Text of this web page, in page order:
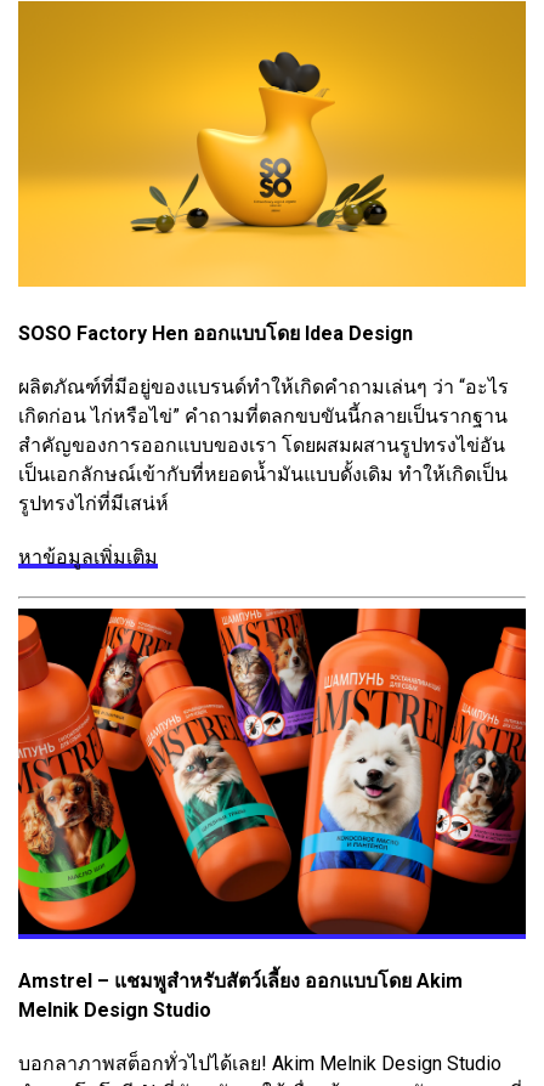
SOSO Factory Hen ออกแบบโดย Idea Design
ผลิตภัณฑ์ที่มีอยู่ของแบรนด์ทำให้เกิดคำถามเล่นๆ ว่า “อะไร
เกิดก่อน ไก่หรือไข่” คำถามที่ตลกขบขันนี้กลายเป็นรากฐาน
สำคัญของการออกแบบของเรา โดยผสมผสานรูปทรงไข่อัน
เป็นเอกลักษณ์เข้ากับที่หยอดน้ำมันแบบดั้งเดิม ทำให้เกิดเป็น
รูปทรงไก่ที่มีเสน่ห์
หาข้อมูลเพิ่มเติม
Amstrel – แชมพูสำหรับสัตว์เลี้ยง ออกแบบโดย Akim
Melnik Design Studio
บอกลาภาพสต็อกทั่วไปได้เลย! Akim Melnik Design Studio